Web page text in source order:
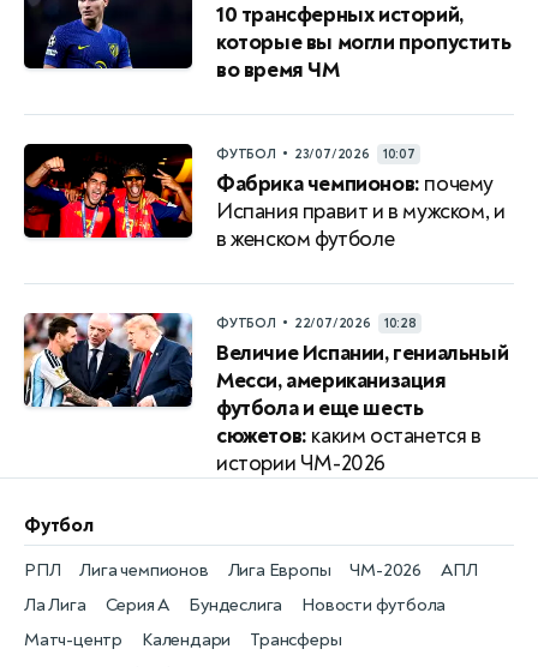
10 трансферных историй,
которые вы могли пропустить
во время ЧМ
ФУТБОЛ • 23/07/2026 10:07
Фабрика чемпионов: почему
Испания правит и в мужском, и
в женском футболе
ФУТБОЛ • 22/07/2026 10:28
Величие Испании, гениальный
Месси, американизация
футбола и еще шесть
сюжетов: каким останется в
истории ЧМ-2026
Футбол
Новости футбола
РПЛ
Матч-центр
Лига чемпионов
Календари
Лига Европы
Трансферы
ЧМ-2026 АПЛ
Ла Лига Серия А Бундеслига